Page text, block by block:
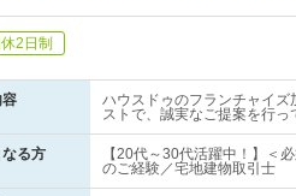
2日制
ハウスドゥのフランチャイ
ストで、誠実なご提案を行っ
る方
【20代～30代活躍中！】＜
のご経験／宅地建物取引士